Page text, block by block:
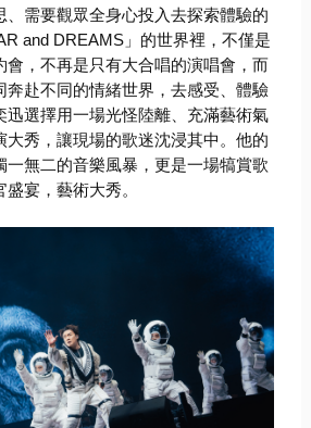
需要觀眾全身心投入去探索體驗的
and DREAMS」的世界裡，不僅是
， 不再是只有大合唱的演唱會， 而
赴不同的情緒世界，去感受、 體驗
選擇用一場光怪陸離、 充滿藝術氣
秀，讓現場的歌迷沈浸其中。 他的
無二的音樂風暴， 更是一場犒賞歌
宴，藝術大秀。